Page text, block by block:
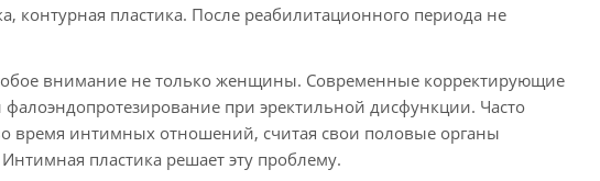
контурная пластика. После реабилитационного периода не
внимание не только женщины. Современные корректирующие
при эректильной дисфункции. Часто
время интимных отношений, считая свои половые органы
пластика решает эту проблему.